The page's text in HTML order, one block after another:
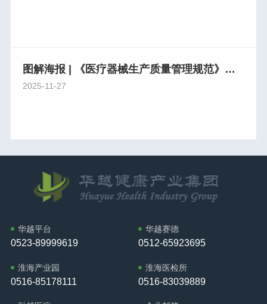
图解海报 | 《医疗器械生产质量管理规范》系列解读（四）
2025-11-27
华越平台
0523-89999619
华越赛德
0512-65923695
淮海产业园
0516-85178111
淮海医检所
0516-83039889